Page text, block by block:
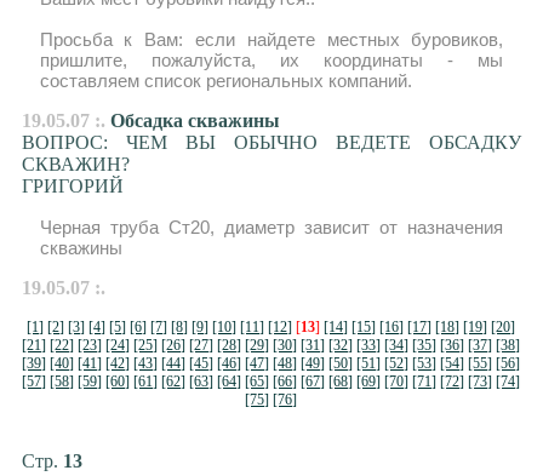
Просьба к Вам: если найдете местных буровиков,
пришлите, пожалуйста, их координаты - мы
составляем список региональных компаний.
19.05.07 :. Обсадка скважины
ВОПРОС: ЧЕМ ВЫ ОБЫЧНО ВЕДЕТЕ ОБСАДКУ
СКВАЖИН?
ГРИГОРИЙ
Черная труба Ст20, диаметр зависит от назначения
скважины
19.05.07 :.
[1] [2] [3] [4] [5] [6] [7] [8] [9] [10] [11] [12] [13] [14] [15] [16] [17] [18] [19] [20]
[21] [22] [23] [24] [25] [26] [27] [28] [29] [30] [31] [32] [33] [34] [35] [36] [37] [38]
[39] [40] [41] [42] [43] [44] [45] [46] [47] [48] [49] [50] [51] [52] [53] [54] [55] [56]
[57] [58] [59] [60] [61] [62] [63] [64] [65] [66] [67] [68] [69] [70] [71] [72] [73] [74]
[75] [76]
Стр. 13